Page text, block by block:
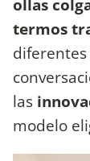
ollas
termos
las
modelo